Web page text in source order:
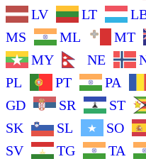
LV
LT
MS
ML MT
MY
NE
PL
PT PA
GD
SR ST
SK
SL SO
SV
TG TA